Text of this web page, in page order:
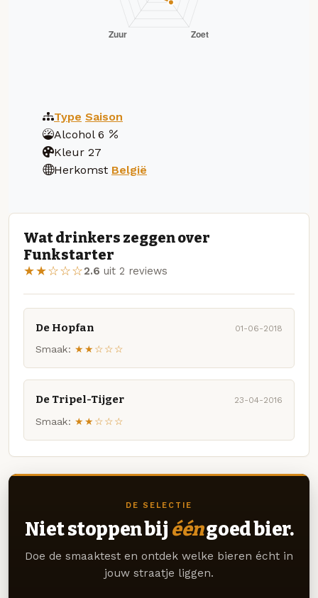
Type Saison
Alcohol 6
Kleur 27
Herkomst België
Wat drinkers zeggen over
Funkstarter
★★☆☆☆2.6 uit 2 reviews
De Hopfan 01-06-2018
Smaak: ★★☆☆☆
De Tripel-Tijger 23-04-2016
Smaak: ★★☆☆☆
DE SELECTIE
Niet stoppen bij ééngoed bier.
Doe de smaaktest en ontdek welke bieren écht in
jouw straatje liggen.